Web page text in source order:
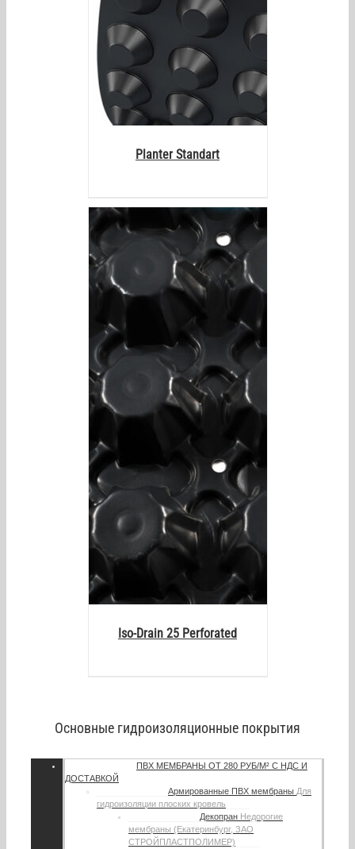
Planter Standart
Iso-Drain 25 Perforated
Основные гидроизоляционные покрытия
ПВХ МЕМБРАНЫ ОТ 280 РУБ/М² С НДС И
ДОСТАВКОЙ
Армированные ПВХ мембраны Для
гидроизоляции плоских кровель
Декопран Недорогие
мембраны (Екатеринбург, ЗАО
СТРОЙПЛАСТПОЛИМЕР)